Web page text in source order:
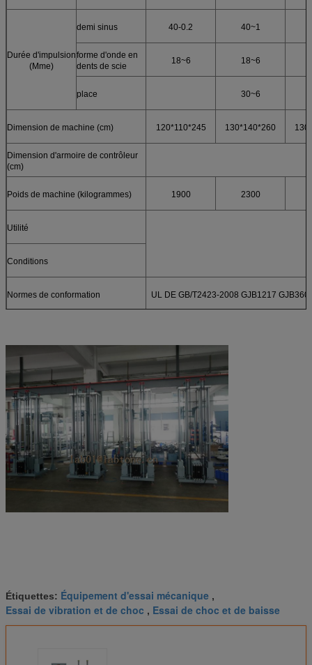
Durée d'impulsion
(Mme)
demi sinus 40-0.2 40~1
forme d'onde en
dents de scie
18~6 18~6
place 30~6
Dimension de machine (cm) 120*110*245 130*140*260
Dimension d'armoire de contrôleur
(cm)
Poids de machine (kilogrammes) 1900 2300
Utilité
Conditions
Normes de conformation UL DE GB/T2423-2008 GJB1217
Étiquettes: Équipement d'essai mécanique ,
Essai de vibration et de choc , Essai de choc et de baisse